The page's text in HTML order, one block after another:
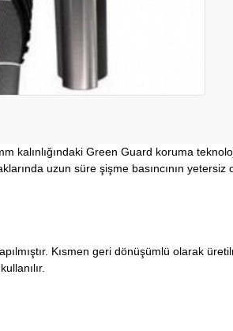
kalınlığındaki Green Guard koruma
uzun süre şişme basıncının yetersiz
Kısmen geri dönüşümlü olarak